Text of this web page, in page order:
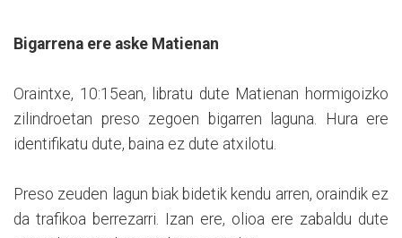
Bigarrena ere aske Matienan
Oraintxe, 10:15ean, libratu dute Matienan hormigoizko
zilindroetan preso zegoen bigarren laguna. Hura ere
identifikatu dute, baina ez dute atxilotu.
Preso zeuden lagun biak bidetik kendu arren, oraindik ez
da trafikoa berrezarri. Izan ere, olioa ere zabaldu dute